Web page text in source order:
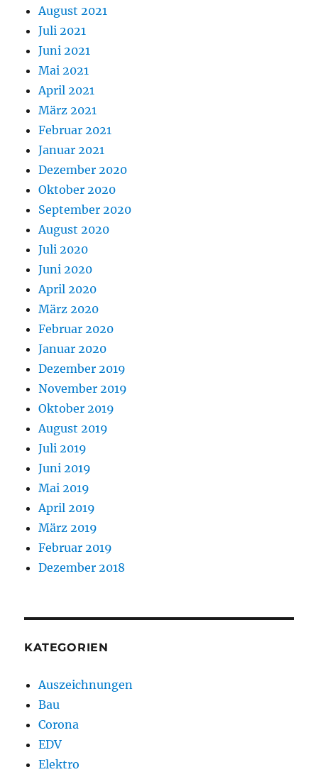
August 2021
Juli 2021
Juni 2021
Mai 2021
April 2021
März 2021
Februar 2021
Januar 2021
Dezember 2020
Oktober 2020
September 2020
August 2020
Juli 2020
Juni 2020
April 2020
März 2020
Februar 2020
Januar 2020
Dezember 2019
November 2019
Oktober 2019
August 2019
Juli 2019
Juni 2019
Mai 2019
April 2019
März 2019
Februar 2019
Dezember 2018
KATEGORIEN
Auszeichnungen
Bau
Corona
EDV
Elektro